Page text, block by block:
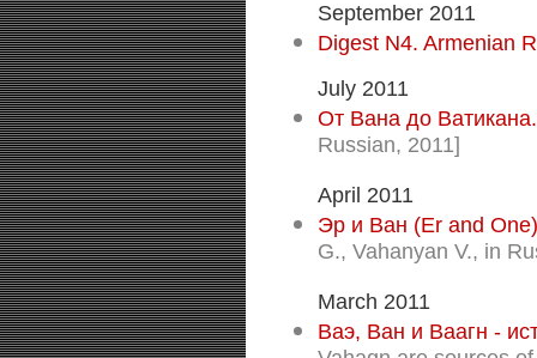
September 2011
Digest N4. Armenian
July 2011
От Вана до Ватикана.
Russian, 2011]
April 2011
Эр и Ван (Er and
G., Vahanyan V., in
March 2011
Ваэ, Ван и Ваагн -